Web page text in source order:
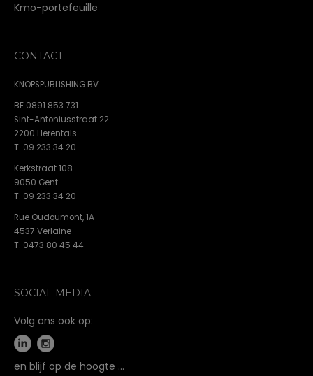
Kmo-portefeuille
CONTACT
KNOPSPUBLISHING BV
BE 0891.853.731
Sint-Antoniusstraat 22
2200 Herentals
T. 09 233 34 20
Kerkstraat 108
9050 Gent
T. 09 233 34 20
Rue Oudoumont, 1A
4537 Verlaine
T. 0473 80 45 44
SOCIAL MEDIA
Volg ons ook op:
en blijf op de hoogte …